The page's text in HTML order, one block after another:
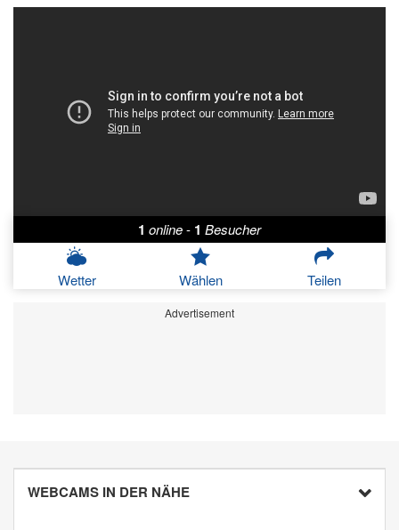
1 online- 1 Besucher
Wetter Wählen Teilen
Advertisement
WEBCAMS IN DER NÄHE